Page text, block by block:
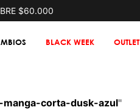
$60.000
BLACK WEEK OUTLET
manga-corta-dusk-azul"